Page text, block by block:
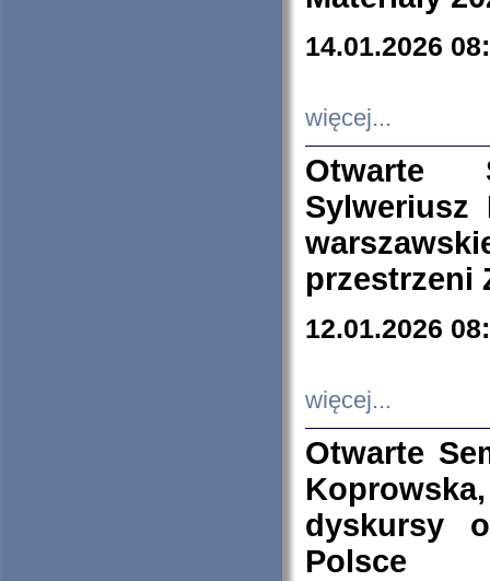
14.01.2026
więcej...
Otwarte
Sylweriusz
przestrzeni
12.01.2026
więcej...
Otwarte
dyskursy
Polsce